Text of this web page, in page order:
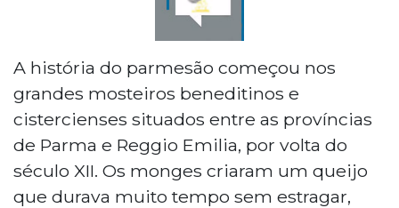
A história do parmesão começou nos
grandes mosteiros beneditinos e
cistercienses situados entre as províncias
de Parma e Reggio Emilia, por volta do
século XII. Os monges criaram um queijo
que durava muito tempo sem estragar,